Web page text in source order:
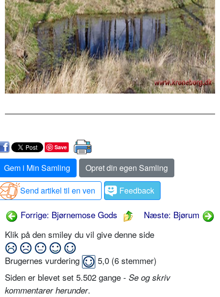
Save
Gem i Min Samling
Opret din egen Samling
Send artikel til en ven
Feedback
Forrige: Bjørnemose Gods
Næste: Bjørum
Klik på den smiley du vil give denne side
Brugernes vurdering 5,0 (6 stemmer)
Siden er blevet set 5.502 gange - Se og skriv
kommentarer herunder.